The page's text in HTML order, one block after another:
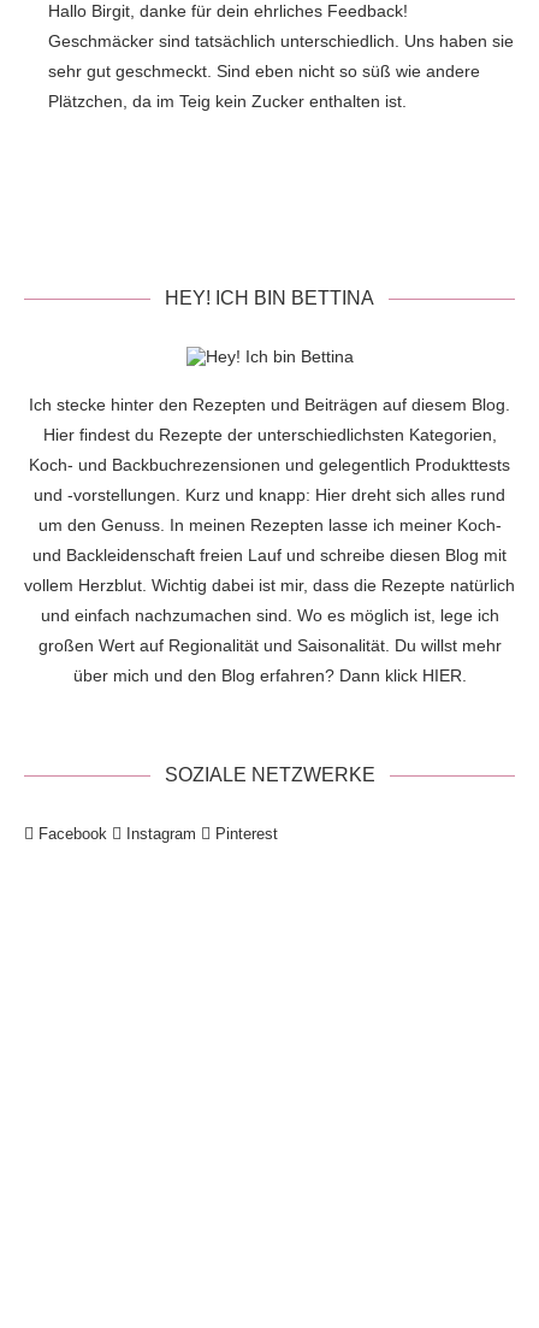
Hallo Birgit, danke für dein ehrliches Feedback!
Geschmäcker sind tatsächlich unterschiedlich. Uns haben sie
sehr gut geschmeckt. Sind eben nicht so süß wie andere
Plätzchen, da im Teig kein Zucker enthalten ist.
HEY! ICH BIN BETTINA
Ich stecke hinter den Rezepten und Beiträgen auf diesem Blog.
Hier findest du Rezepte der unterschiedlichsten Kategorien,
Koch- und Backbuchrezensionen und gelegentlich Produkttests
und -vorstellungen. Kurz und knapp: Hier dreht sich alles rund
um den Genuss. In meinen Rezepten lasse ich meiner Koch-
und Backleidenschaft freien Lauf und schreibe diesen Blog mit
vollem Herzblut. Wichtig dabei ist mir, dass die Rezepte natürlich
und einfach nachzumachen sind. Wo es möglich ist, lege ich
großen Wert auf Regionalität und Saisonalität. Du willst mehr
über mich und den Blog erfahren? Dann klick HIER.
SOZIALE NETZWERKE
Facebook Instagram Pinterest